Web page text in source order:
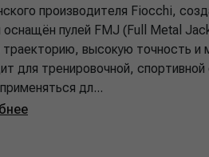
производителя Fiocchi,
оснащён пулей FMJ (Full Metal
высокую точность и
для тренировочной,
дл...